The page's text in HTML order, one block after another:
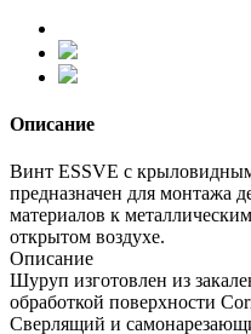
Описание
Винт ESSVE с
предназначен для монтажа
материалов к
открытом воздухе.
Описание
Шуруп изготовлен из
обработкой поверхности
Сверлящий и